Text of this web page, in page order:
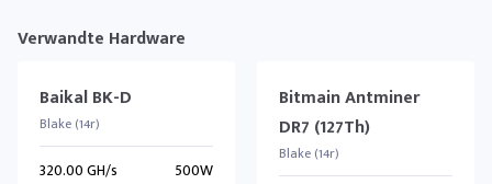
Verwandte Hardware
Baikal BK-D
Blake (14r)
320.00 GH/s 500W
Bitmain Antminer
DR7 (127Th)
Blake (14r)